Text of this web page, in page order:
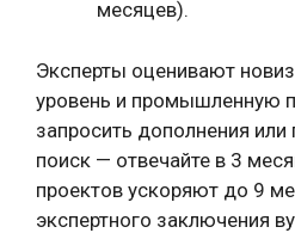
месяцев).
Эксперты оценивают
уровень и промышленную
запросить дополнения или
поиск — отвечайте в 3
проектов ускоряют до 9
экспертного заключения